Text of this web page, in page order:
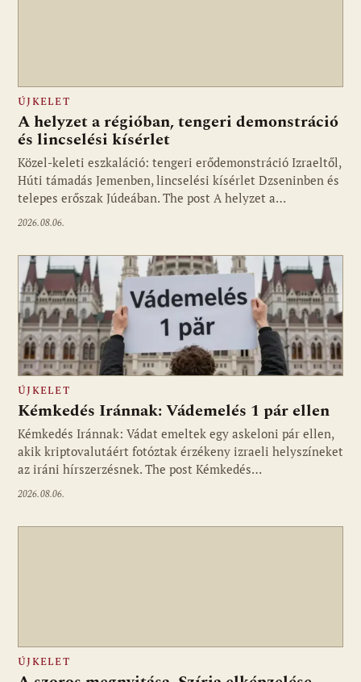
ÚJKELET
A helyzet a régióban, tengeri demonstráció
és lincselési kísérlet
Közel-keleti eszkaláció: tengeri erődemonstráció Izraeltől,
Húti támadás Jemenben, lincselési kísérlet Dzseninben és
telepes erőszak Júdeában. The post A helyzet a…
2026.08.06.
ÚJKELET
Kémkedés Iránnak: Vádemelés 1 pár ellen
Kémkedés Iránnak: Vádat emeltek egy askeloni pár ellen,
akik kriptovalutáért fotóztak érzékeny izraeli helyszíneket
az iráni hírszerzésnek. The post Kémkedés…
2026.08.06.
ÚJKELET